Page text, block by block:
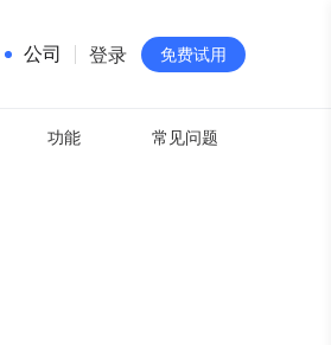
公司
有赞简介
登录 免费试用
功能 常见问题